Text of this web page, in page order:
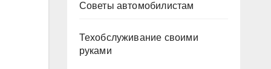
Советы автомобилистам
Техобслуживание своими
руками